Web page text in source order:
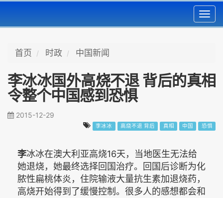
首页 时政 中国新闻
李冰冰国外高烧不退 背后的真相
令整个中国感到恐惧
2015-12-29
李冰冰 高烧不退 背后 真相 中国 恐惧
李冰冰在澳大利亚高烧16天，当地医生无法给
她退烧，她最终选择回国治疗。回国后诊断为化
脓性扁桃体炎，住院输液大量抗生素加退烧药，
高烧开始得到了缓慢控制。很多人的感想都会和